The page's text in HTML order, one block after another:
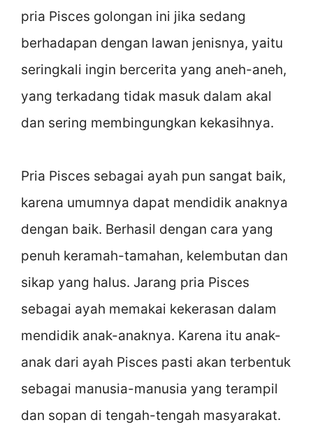
pria Pisces golongan ini jika sedang
berhadapan dengan lawan jenisnya, yaitu
seringkali ingin bercerita yang aneh-aneh,
yang terkadang tidak masuk dalam akal
dan sering membingungkan kekasihnya.
Pria Pisces sebagai ayah pun sangat baik,
karena umumnya dapat mendidik anaknya
dengan baik. Berhasil dengan cara yang
penuh keramah-tamahan, kelembutan dan
sikap yang halus. Jarang pria Pisces
sebagai ayah memakai kekerasan dalam
mendidik anak-anaknya. Karena itu anak-
anak dari ayah Pisces pasti akan terbentuk
sebagai manusia-manusia yang terampil
dan sopan di tengah-tengah masyarakat.